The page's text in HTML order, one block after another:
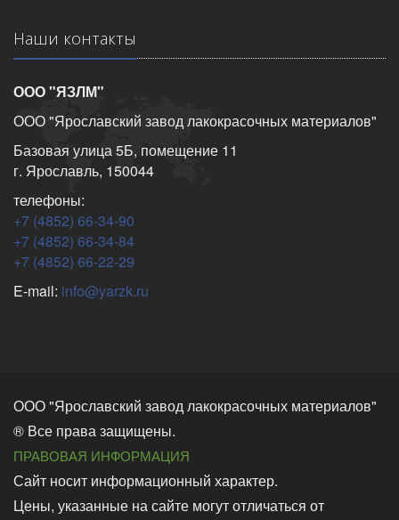
Наши контакты
ООО "ЯЗЛМ"
ООО "Ярославский завод лакокрасочных материалов"
Базовая улица 5Б, помещение 11
г. Ярославль, 150044
телефоны:
+7 (4852) 66-34-90
+7 (4852) 66-34-84
+7 (4852) 66-22-29
E-mail: info@yarzk.ru
ООО "Ярославский завод лакокрасочных материалов"
® Все права защищены.
ПРАВОВАЯ ИНФОРМАЦИЯ
Сайт носит информационный характер.
Цены, указанные на сайте могут отличаться от